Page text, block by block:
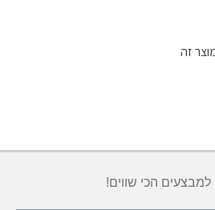
זה
למבצעים הכי שווים!